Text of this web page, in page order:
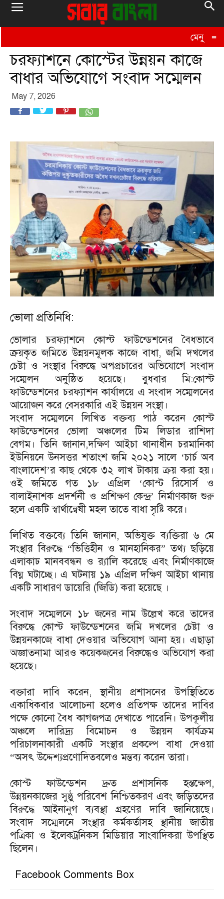
মেনু ≡
চরফ্যাশনে কোস্টের উন্নয়ন কাজে
বাধার অভিযোগে সংবাদ সম্মেলন
May 7, 2026
ভোলা প্রতিনিধি:
ভোলার চরফ্যাশনে কোস্ট ফাউন্ডেশনের বৈধভাবে
ক্রয়কৃত জমিতে উন্নয়নমূলক কাজে বাধা, জমি দখলের
চেষ্টা ও সংস্থার বিরুদ্ধে অপপ্রচারের অভিযোগে সংবাদ
সম্মেলন অনুষ্ঠিত হয়েছে। বুধবার মি:কোস্ট
ফাউন্ডেশনের চরফ্যাশন কার্যালয়ে এ সংবাদ সম্মেলনের
আয়োজন করে বেসরকারি এই উন্নয়ন সংস্থা।
সংবাদ সম্মেলনে লিখিত বক্তব্য পাঠ করেন কোস্ট
ফাউন্ডেশনের ভোলা অঞ্চলের টিম লিডার রাশিদা
বেগম। তিনি জানান,দক্ষিণ আইচা থানাধীন চরমানিকা
ইউনিয়নে উনসত্তর শতাংশ জমি ২০২১ সালে ‘চার্চ অব
বাংলাদেশ’র কাছ থেকে ৩২ লাখ টাকায় ক্রয় করা হয়।
ওই জমিতে গত ১৮ এপ্রিল ‘কোস্ট রিসোর্স ও
বালাইনাশক প্রদর্শনী ও প্রশিক্ষণ কেন্দ্র’ নির্মাণকাজ শুরু
হলে একটি স্বার্থান্বেষী মহল তাতে বাধা সৃষ্টি করে।
লিখিত বক্তব্যে তিনি জানান, অভিযুক্ত ব্যক্তিরা ৬ মে
সংস্থার বিরুদ্ধে “ভিত্তিহীন ও মানহানিকর” তথ্য ছড়িয়ে
এলাকাঢ মানববন্ধন ও র‍্যালি করেছে এবং নির্মাণকাজে
বিঘ্ন ঘটাচ্ছে। এ ঘটনায় ১৯ এপ্রিল দক্ষিণ আইচা থানায়
একটি সাধারণ ডায়েরি (জিডি) করা হয়েছে ।
সংবাদ সম্মেলনে ১৮ জনের নাম উল্লেখ করে তাদের
বিরুদ্ধে কোস্ট ফাউন্ডেশনের জমি দখলের চেষ্টা ও
উন্নয়নকাজে বাধা দেওয়ার অভিযোগ আনা হয়। এছাড়া
অজ্ঞাতনামা আরও কয়েকজনের বিরুদ্ধেও অভিযোগ করা
হয়েছে।
বক্তারা দাবি করেন, স্থানীয় প্রশাসনের উপস্থিতিতে
একাধিকবার আলোচনা হলেও প্রতিপক্ষ তাদের দাবির
পক্ষে কোনো বৈধ কাগজপত্র দেখাতে পারেনি। উপকূলীয়
অঞ্চলে দারিদ্র্য বিমোচন ও উন্নয়ন কার্যক্রম
পরিচালনাকারী একটি সংস্থার প্রকল্পে বাধা দেওয়া
“অসৎ উদ্দেশ্যপ্রণোদিতবলেও মন্তব্য করেন তারা।
কোস্ট ফাউন্ডেশন দ্রুত প্রশাসনিক হস্তক্ষেপ,
উন্নয়নকাজের সুষ্ঠু পরিবেশ নিশ্চিতকরণ এবং জড়িতদের
বিরুদ্ধে আইনানুগ ব্যবস্থা গ্রহণের দাবি জানিয়েছে।
সংবাদ সম্মেলনে সংস্থার কর্মকর্তাসহ স্থানীয় জাতীয়
পত্রিকা ও ইলেকট্রনিকস মিডিয়ার সাংবাদিকরা উপস্থিত
ছিলেন।
Facebook Comments Box